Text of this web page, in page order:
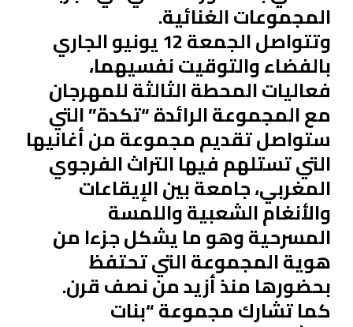
المجموعات الغنائية.
وتتواصل الجمعة 12 يونيو الجاري
بالفضاء والتوقيت نفسيهما،
فعاليات المحطة الثالثة للمهرجان
مع المجموعة الرائدة “تكدة” التي
ستواصل تقديم مجموعة من أغانيها
التي تستلهم فيها التراث الفرجوي
المغربي، جامعة بين الإيقاعات
والأنغام الشعبية واللمسة
المسرحية وهو ما يشكل جزءا من
هوية المجموعة التي تحتفظ
بحضورها منذ أزيد من نصف قرن.
كما تشارك مجموعة “بنات